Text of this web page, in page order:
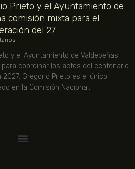
Prieto y el Ayuntamiento de
comisión mixta para el
del 27
y el Ayuntamiento de Valdepeñas
coordinar los actos del centenario
Gregorio Prieto es el único
en la Comisión Nacional.